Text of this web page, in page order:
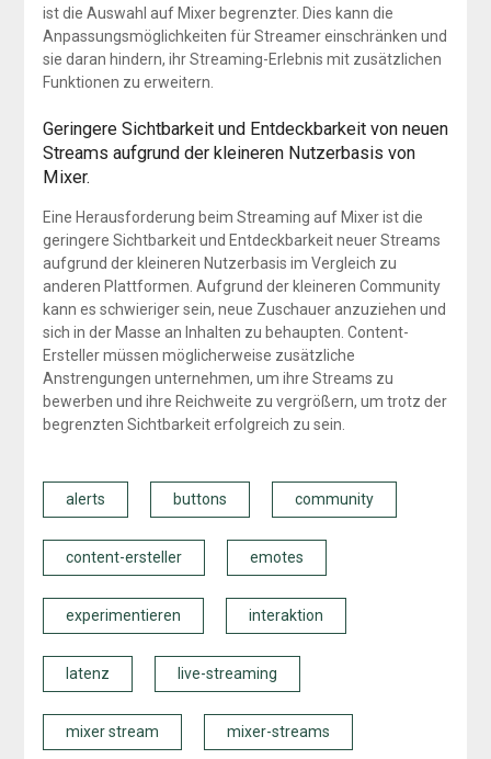
ist die Auswahl auf Mixer begrenzter. Dies kann die
Anpassungsmöglichkeiten für Streamer einschränken und
sie daran hindern, ihr Streaming-Erlebnis mit zusätzlichen
Funktionen zu erweitern.
Geringere Sichtbarkeit und Entdeckbarkeit von neuen
Streams aufgrund der kleineren Nutzerbasis von
Mixer.
Eine Herausforderung beim Streaming auf Mixer ist die
geringere Sichtbarkeit und Entdeckbarkeit neuer Streams
aufgrund der kleineren Nutzerbasis im Vergleich zu
anderen Plattformen. Aufgrund der kleineren Community
kann es schwieriger sein, neue Zuschauer anzuziehen und
sich in der Masse an Inhalten zu behaupten. Content-
Ersteller müssen möglicherweise zusätzliche
Anstrengungen unternehmen, um ihre Streams zu
bewerben und ihre Reichweite zu vergrößern, um trotz der
begrenzten Sichtbarkeit erfolgreich zu sein.
alerts buttons community
content-ersteller emotes
experimentieren interaktion
latenz live-streaming
mixer stream mixer-streams